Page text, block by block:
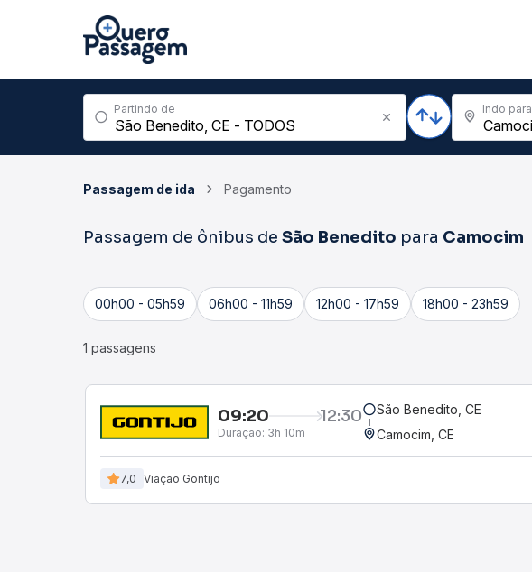
Partindo de Indo para
Passagem de ida Pagamento
Passagem de ônibus de São Benedito para Camocim
00h00 - 05h59 06h00 - 11h59 12h00 - 17h59 18h00 - 23h59
1 passagens
09:20 12:30
Duração: 3h 10m
São Benedito, CE
Camocim, CE
7,0 Viação Gontijo